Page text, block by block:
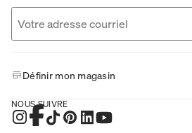
Définir mon magasin
NOUS SUIVRE